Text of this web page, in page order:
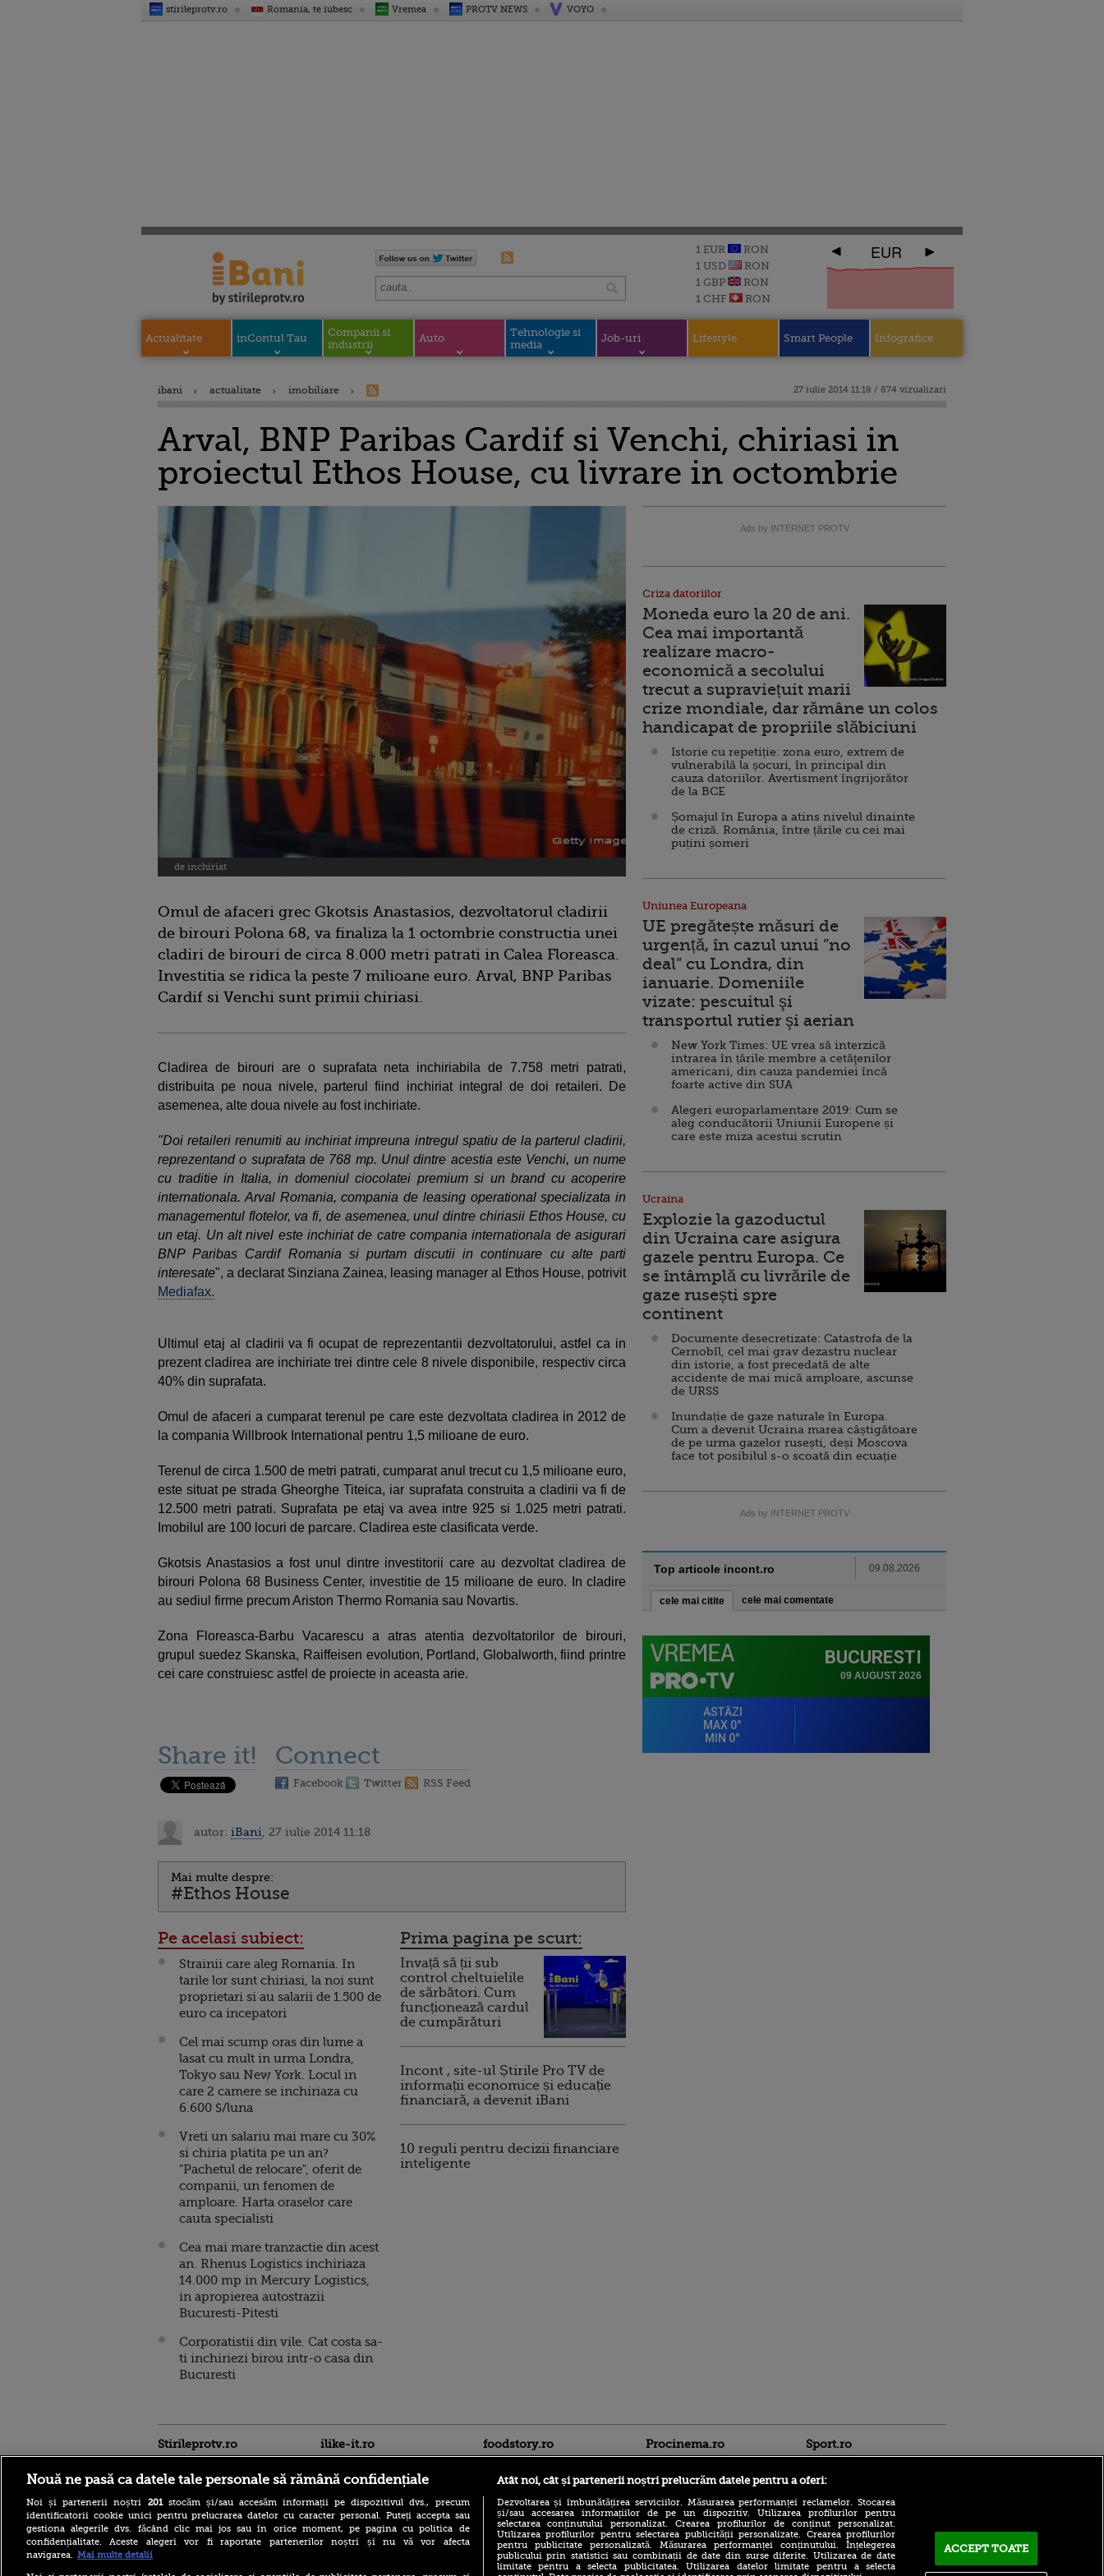
stirileprotv.ro Romania, te iubesc Vremea PROTV NEWS VOYO
1 EUR
RON
1 USD
RON
1 GBP
RON
1 CHF
RON
EUR
Actualitate inContul Tau
Companii si
industrii
Auto
Tehnologie si
media
Job-uri Lifestyle Smart People Infografice
ibani actualitate imobiliare 27 iulie 2014 11:18 / 874 vizualizari
Arval, BNP Paribas Cardif si Venchi, chiriasi in
proiectul Ethos House, cu livrare in octombrie
de inchiriat
Omul de afaceri grec Gkotsis Anastasios, dezvoltatorul cladirii
de birouri Polona 68, va finaliza la 1 octombrie constructia unei
cladiri de birouri de circa 8.000 metri patrati in Calea Floreasca.
Investitia se ridica la peste 7 milioane euro. Arval, BNP Paribas
Cardif si Venchi sunt primii chiriasi.
Cladirea de birouri are o suprafata neta inchiriabila de 7.758 metri patrati,
distribuita pe noua nivele, parterul fiind inchiriat integral de doi retaileri. De
asemenea, alte doua nivele au fost inchiriate.
"Doi retaileri renumiti au inchiriat impreuna intregul spatiu de la parterul cladirii,
reprezentand o suprafata de 768 mp. Unul dintre acestia este Venchi, un nume
cu traditie in Italia, in domeniul ciocolatei premium si un brand cu acoperire
internationala. Arval Romania, compania de leasing operational specializata in
managementul flotelor, va fi, de asemenea, unul dintre chiriasii Ethos House, cu
un etaj. Un alt nivel este inchiriat de catre compania internationala de asigurari
BNP Paribas Cardif Romania si purtam discutii in continuare cu alte parti
interesate", a declarat Sinziana Zainea, leasing manager al Ethos House, potrivit
Mediafax.
Ultimul etaj al cladirii va fi ocupat de reprezentantii dezvoltatorului, astfel ca in
prezent cladirea are inchiriate trei dintre cele 8 nivele disponibile, respectiv circa
40% din suprafata.
Omul de afaceri a cumparat terenul pe care este dezvoltata cladirea in 2012 de
la compania Willbrook International pentru 1,5 milioane de euro.
Terenul de circa 1.500 de metri patrati, cumparat anul trecut cu 1,5 milioane euro,
este situat pe strada Gheorghe Titeica, iar suprafata construita a cladirii va fi de
12.500 metri patrati. Suprafata pe etaj va avea intre 925 si 1.025 metri patrati.
Imobilul are 100 locuri de parcare. Cladirea este clasificata verde.
Gkotsis Anastasios a fost unul dintre investitorii care au dezvoltat cladirea de
birouri Polona 68 Business Center, investitie de 15 milioane de euro. In cladire
au sediul firme precum Ariston Thermo Romania sau Novartis.
Zona Floreasca-Barbu Vacarescu a atras atentia dezvoltatorilor de birouri,
grupul suedez Skanska, Raiffeisen evolution, Portland, Globalworth, fiind printre
cei care construiesc astfel de proiecte in aceasta arie.
Share it! Connect
Facebook Twitter RSS Feed
autor: iBani , 27 iulie 2014 11:18
Mai multe despre:
#Ethos House
Pe acelasi subiect:
Strainii care aleg Romania. In
tarile lor sunt chiriasi, la noi sunt
proprietari si au salarii de 1.500 de
euro ca incepatori
Cel mai scump oras din lume a
lasat cu mult in urma Londra,
Tokyo sau New York. Locul in
care 2 camere se inchiriaza cu
6.600 $/luna
Vreti un salariu mai mare cu 30%
si chiria platita pe un an?
"Pachetul de relocare", oferit de
companii, un fenomen de
amploare. Harta oraselor care
cauta specialisti
Cea mai mare tranzactie din acest
an. Rhenus Logistics inchiriaza
14.000 mp in Mercury Logistics,
in apropierea autostrazii
Bucuresti-Pitesti
Corporatistii din vile. Cat costa sa-
ti inchiriezi birou intr-o casa din
Bucuresti
Prima pagina pe scurt:
Invață să ții sub
control cheltuielile
de sărbători. Cum
funcționează cardul
de cumpărături
Incont , site-ul Știrile Pro TV de
informații economice și educație
financiară, a devenit iBani
10 reguli pentru decizii financiare
inteligente
Ads by INTERNET PROTV
Criza datoriilor
Moneda euro la 20 de ani.
Cea mai importantă
realizare macro-
economică a secolului
trecut a supraviețuit marii
crize mondiale, dar rămâne un colos
handicapat de propriile slăbiciuni
Istorie cu repetiție: zona euro, extrem de
vulnerabilă la șocuri, în principal din
cauza datoriilor. Avertisment îngrijorător
de la BCE
Șomajul în Europa a atins nivelul dinainte
de criză. România, între țările cu cei mai
puțini șomeri
Uniunea Europeana
UE pregătește măsuri de
urgență, în cazul unui ”no
deal” cu Londra, din
ianuarie. Domeniile
vizate: pescuitul şi
transportul rutier şi aerian
New York Times: UE vrea să interzică
intrarea în țările membre a cetăţenilor
americani, din cauza pandemiei încă
foarte active din SUA
Alegeri europarlamentare 2019: Cum se
aleg conducătorii Uniunii Europene și
care este miza acestui scrutin
Ucraina
Explozie la gazoductul
din Ucraina care asigura
gazele pentru Europa. Ce
se întâmplă cu livrările de
gaze rusești spre
continent
Documente desecretizate: Catastrofa de la
Cernobîl, cel mai grav dezastru nuclear
din istorie, a fost precedată de alte
accidente de mai mică amploare, ascunse
de URSS
Inundație de gaze naturale în Europa.
Cum a devenit Ucraina marea câștigătoare
de pe urma gazelor rusești, deși Moscova
face tot posibilul s-o scoată din ecuație
Ads by INTERNET PROTV
Top articole incont.ro 09.08.2026
cele mai citite cele mai comentate
Stirileprotv.ro ilike-it.ro foodstory.ro
(P) Descoperă Lumea
Procinema.ro
Banditul zburător, cel mai
Sport.ro
Giovanni Becali îl
temperează pe favoritul lui
Nouă ne pasă ca datele tale personale să rămână confidențiale
Noi și partenerii noștri 201stocăm și/sau accesăm informații pe dispozitivul dvs., precum
identificatorii cookie unici pentru prelucrarea datelor cu caracter personal. Puteți accepta sau
gestiona alegerile dvs. făcând clic mai jos sau în orice moment, pe pagina cu politica de
confidențialitate. Aceste alegeri vor fi raportate partenerilor noștri și nu vă vor afecta
navigarea. Mai multe detalii
Atât noi, cât și partenerii noștri prelucrăm datele pentru a oferi:
Dezvoltarea și îmbunătățirea serviciilor. Măsurarea performanței reclamelor. Stocarea
și/sau accesarea informațiilor de pe un dispozitiv. Utilizarea profilurilor pentru
selectarea conținutului personalizat. Crearea profilurilor de conținut personalizat.
Utilizarea profilurilor pentru selectarea publicității personalizate. Crearea profilurilor
pentru publicitate personalizată. Măsurarea performanței conținutului. Înțelegerea
publicului prin statistici sau combinații de date din surse diferite. Utilizarea de date
limitate pentru a selecta publicitatea. Utilizarea datelor limitate pentru a selecta
ACCEPT TOATE